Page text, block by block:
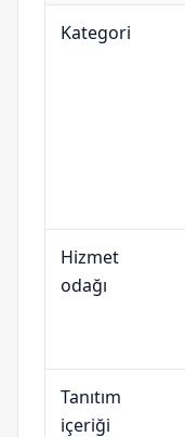
Kategori
Hizmet
odağı
Tanıtım
içeriği